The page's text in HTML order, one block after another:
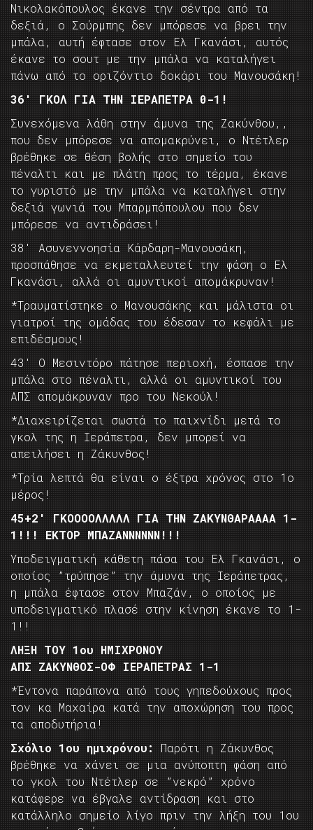
Νικολακόπουλος έκανε την σέντρα από τα
δεξιά, ο Σούρμπης δεν μπόρεσε να βρει την
μπάλα, αυτή έφτασε στον Ελ Γκανάσι, αυτός
έκανε το σουτ με την μπάλα να καταλήγει
πάνω από το οριζόντιο δοκάρι του Μανουσάκη!
36′ ΓΚΟΛ ΓΙΑ ΤΗΝ ΙΕΡΑΠΕΤΡΑ 0-1!
Συνεχόμενα λάθη στην άμυνα της Ζακύνθου,,
που δεν μπόρεσε να απομακρύνει, ο Ντέτλερ
βρέθηκε σε θέση βολής στο σημείο του
πέναλτι και με πλάτη προς το τέρμα, έκανε
το γυριστό με την μπάλα να καταλήγει στην
δεξιά γωνιά του Μπαρμπόπουλου που δεν
μπόρεσε να αντιδράσει!
38′ Ασυνεννοησία Κάρδαρη-Μανουσάκη,
προσπάθησε να εκμεταλλευτεί την φάση ο Ελ
Γκανάσι, αλλά οι αμυντικοί απομάκρυναν!
*Τραυματίστηκε ο Μανουσάκης και μάλιστα οι
γιατροί της ομάδας του έδεσαν το κεφάλι με
επιδέσμους!
43′ Ο Μεσιντόρο πάτησε περιοχή, έσπασε την
μπάλα στο πέναλτι, αλλά οι αμυντικοί του
ΑΠΣ απομάκρυναν προ του Νεκούλ!
*Διαχειρίζεται σωστά το παιχνίδι μετά το
γκολ της η Ιεράπετρα, δεν μπορεί να
απειλήσει η Ζάκυνθος!
*Τρία λεπτά θα είναι ο έξτρα χρόνος στο 1ο
μέρος!
45+2′ ΓΚΟΟΟΟΛΛΛΛΛ ΓΙΑ ΤΗΝ ΖΑΚΥΝΘΑΡΑΑΑΑ 1-
1!!! ΕΚΤΟΡ ΜΠΑΖΑΝΝΝΝΝΝ!!!
Υποδειγματική κάθετη πάσα του Ελ Γκανάσι, ο
οποίος ”τρύπησε” την άμυνα της Ιεράπετρας,
η μπάλα έφτασε στον Μπαζάν, ο οποίος με
υποδειγματικό πλασέ στην κίνηση έκανε το 1-
1!!
ΛΗΞΗ ΤΟΥ 1ου ΗΜΙΧΡΟΝΟΥ
ΑΠΣ ΖΑΚΥΝΘΟΣ-ΟΦ ΙΕΡΑΠΕΤΡΑΣ 1-1
*Έντονα παράπονα από τους γηπεδούχους προς
τον κα Μαχαίρα κατά την αποχώρηση του προς
τα αποδυτήρια!
Σχόλιο 1ου ημιχρόνου: Παρότι η Ζάκυνθος
βρέθηκε να χάνει σε μια ανύποπτη φάση από
το γκολ του Ντέτλερ σε ”νεκρό” χρόνο
κατάφερε να έβγαλε αντίδραση και στο
κατάλληλο σημείο λίγο πριν την λήξη του 1ου